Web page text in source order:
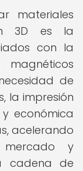
materiales
3D es la
con la
de
la impresión
económica
acelerando
y
cadena de